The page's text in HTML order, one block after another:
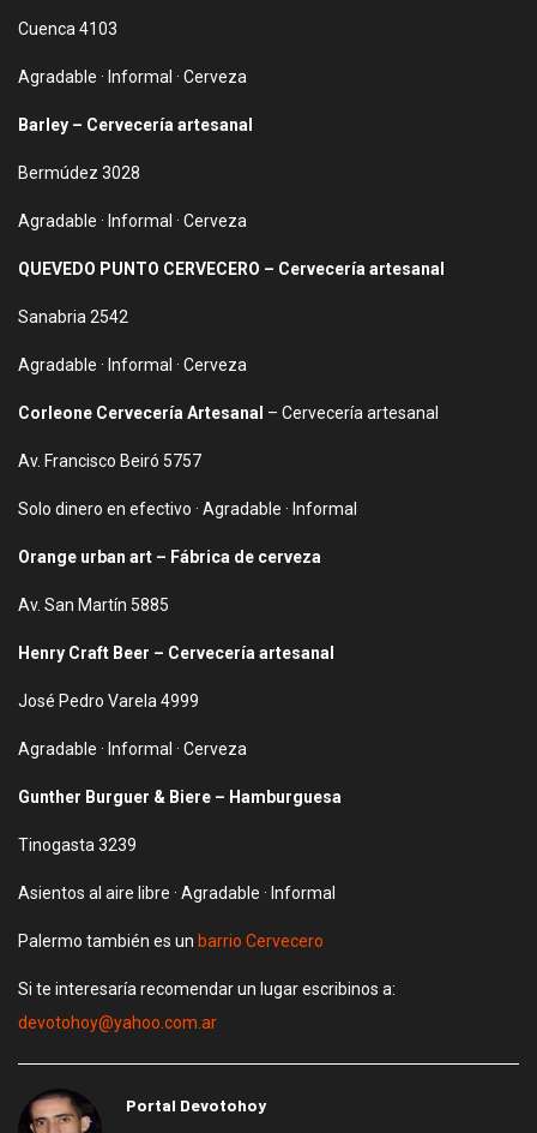
Cuenca 4103
Agradable · Informal · Cerveza
Barley – Cervecería artesanal
Bermúdez 3028
Agradable · Informal · Cerveza
QUEVEDO PUNTO CERVECERO – Cervecería artesanal
Sanabria 2542
Agradable · Informal · Cerveza
Corleone Cervecería Artesanal – Cervecería artesanal
Av. Francisco Beiró 5757
Solo dinero en efectivo · Agradable · Informal
Orange urban art – Fábrica de cerveza
Av. San Martín 5885
Henry Craft Beer – Cervecería artesanal
José Pedro Varela 4999
Agradable · Informal · Cerveza
Gunther Burguer & Biere – Hamburguesa
Tinogasta 3239
Asientos al aire libre · Agradable · Informal
Palermo también es un barrio Cervecero
Si te interesaría recomendar un lugar escribinos a:
devotohoy@yahoo.com.ar
Portal Devotohoy